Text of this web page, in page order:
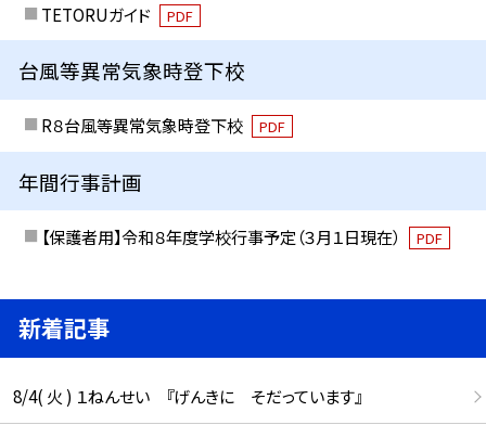
TETORUガイド PDF
台風等異常気象時登下校
R８台風等異常気象時登下校 PDF
年間行事計画
【保護者用】令和８年度学校行事予定（３月１日現在） PDF
新着記事
8/4( 火 ) １ねんせい 『げんきに そだっています』